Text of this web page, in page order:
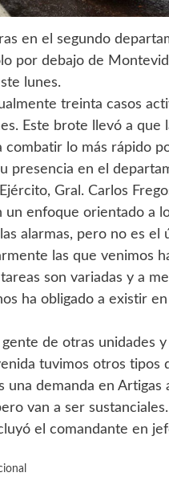
en el segundo
por debajo de
lunes.
treinta casos
Este brote llevó a que
lo más rápido
presencia en el
Gral. Carlos
enfoque orientado a
alarmas, pero no es
las que venimos
son variadas y a
ha obligado a existir
de otras unidades
tuvimos otros tipos
demanda en Artigas
van a ser
el comandante en